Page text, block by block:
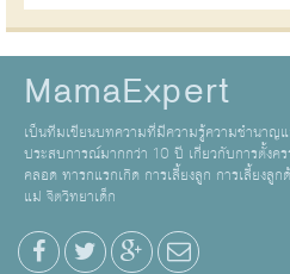
MamaExpert
เป็นทีมเขียนบทความที่มีความรู้ความชำนาญ
ประสบการณ์มากกว่า 10 ปี เกี่ยวกับการตั้งคร
คลอด ทารกแรกเกิด การเลี้ยงลูก การเลี้ยงลูก
แม่ จิตวิทยาเด็ก